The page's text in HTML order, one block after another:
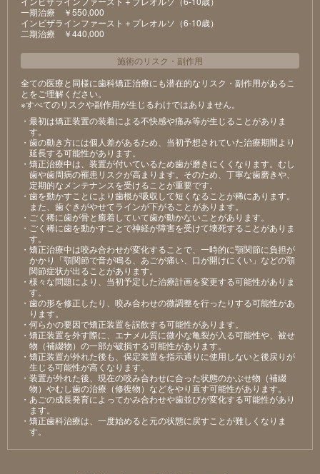
⼀期治療 ￥550,000
インビザラインファースト＋プレオルソ（6-10歳）
⼆期治療 ￥440,000
施術のリスク ・ 副作用
全ての医療と同様に歯科矯正治療にも潜在的なリスク・副作用があるこ
とをご理解ください。
※すべてのリスクや副作用が生じるわけではありません。
・最初は矯正装置の装着による不快感や痛み等が⽣じることがありま
す。
・⻭の動き⽅には個⼈差があるため、当初予想されていた治療期間より
延⻑する可能性があります。
・矯正治療中は、装置が付いているため⻭が磨きにくくなります。むし
⻭や⻭周病の罹患リスクが⾼まります。そのため、丁寧な⻭磨きや、
定期的なメンテナンスを受けることが重要です。
・⻭を動かすことにより⻭根が吸収して短くなることが稀にあります。
また、⻭ぐきがやせてラインが下がることがあります。
・ごく稀に⻭が⾻と癒着していて⻭が動かないことがあります。
・ごく稀に⻭を動かすことで神経が障害を受けて壊死することがありま
す。
・矯正治療中は咬み合わせが変化することで、⼀時的に顎関節に負担が
かかり「顎関節で⾳が鳴る、あごが痛い、⼝が開けにくい」などの顎
関節症状が出ることがあります。
・様々な問題により、当初予定した治療計画を変更する可能性がありま
す。
・⻭の形を修正したり、咬み合わせの微調整を⾏ったりする可能性があ
ります。
・何らかの要因で矯正装置を誤飲する可能性があります。
・矯正装置を外す際に、エナメル質に微⼩な⻲裂が⼊る可能性や、被せ
物（補綴物）の⼀部が破損する可能性があります。
・矯正装置が外れた後も、保定装置を指⽰通りに使⽤しないと後戻りが
⽣じる可能性が⾼くなります。
・装置が外れた後、現在の咬み合わせに合った状態のかぶせ物（補綴
物）やむし⻭の治療（修復物）などをやり直す可能性があります。
・あごの成⻑発育によってかみ合わせや⻭並びが変化する可能性があり
ます。
・矯正⻭科治療は、⼀度始めると元の状態に戻すことが難しくなりま
す。